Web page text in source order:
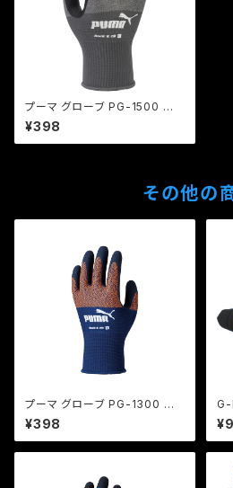
プーマ グローブ PG-1500 ロッ
ク&オイル
¥398
その他の
プーマ グローブ PG-1300 ロッ
クアンドフィット
¥398